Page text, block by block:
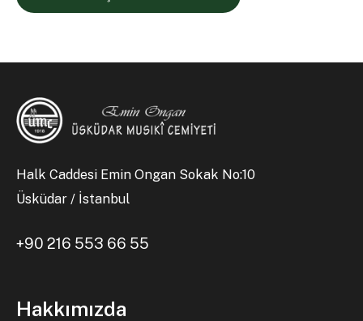
Halk Caddesi Emin Ongan Sokak No:10
Üsküdar / İstanbul
+90 216 553 66 55
Hakkımızda